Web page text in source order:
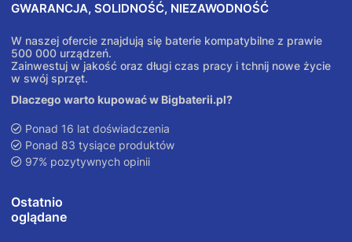
GWARANCJA, SOLIDNOŚĆ, NIEZAWODNOŚĆ
W naszej ofercie znajdują się baterie kompatybilne z prawie
500 000 urządzeń.
Zainwestuj w jakość oraz długi czas pracy i tchnij nowe życie
w swój sprzęt.
Dlaczego warto kupować w Bigbaterii.pl?
Ponad 16 lat doświadczenia
Ponad 83 tysiące produktów
97% pozytywnych opinii
Ostatnio
oglądane